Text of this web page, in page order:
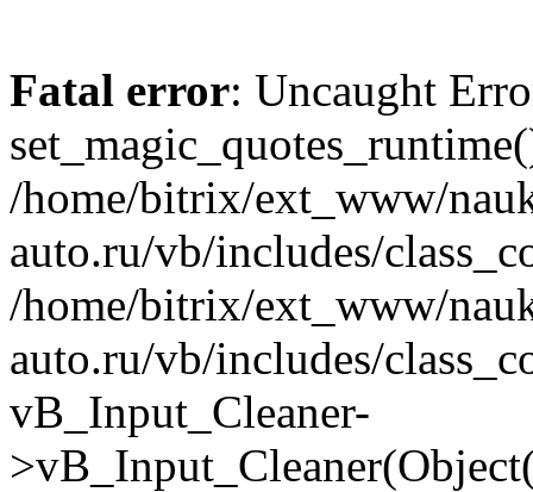
Fatal error: Uncaught
/home/bitrix/ext_www/
auto.ru/vb/includes/
/home/bitrix/ext_www/
auto.ru/vb/includes/
vB_Input_Cleaner-